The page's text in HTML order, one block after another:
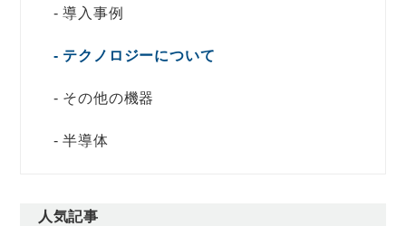
導入事例
テクノロジーについて
その他の機器
半導体
人気記事